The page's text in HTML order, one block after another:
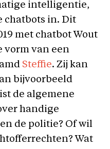
intelligentie,
chatbots in. Dit
met chatbot Wout
vorm van een
Steffie. Zij kan
bijvoorbeeld
de algemene
handige
de politie? Of wil
Wat